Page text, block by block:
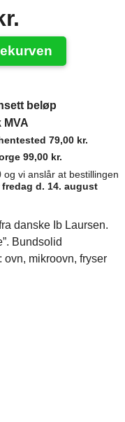
beløp
MVA
79,00 kr.
99,00 kr.
vi anslår at bestillingen
d. 14. august
danske Ib Laursen.
Bundsolid
ovn, mikroovn, fryser